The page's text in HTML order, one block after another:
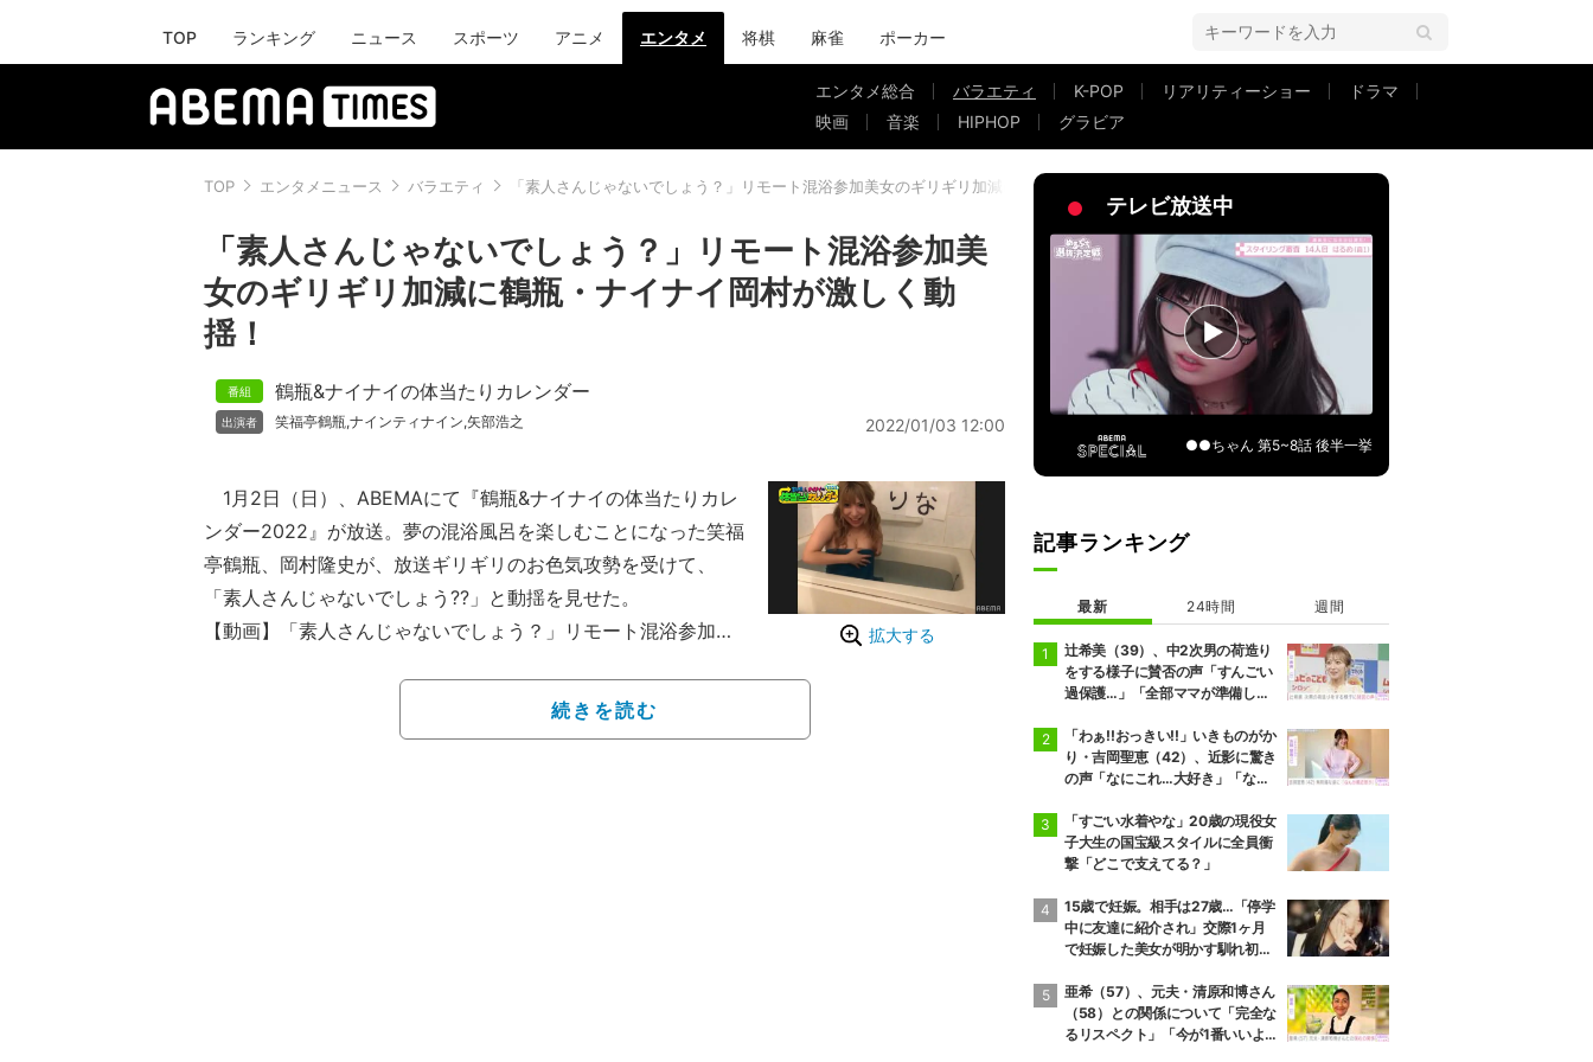
TOP ランキング ニュース スポーツ アニメ エンタメ 将棋 麻雀 ポーカー
エンタメ総合 バラエティ K-POP リアリティーショー
ドラマ
映画
音楽 HIPHOP グラビア
TOP エンタメニュース バラエティ 「素人さんじゃないでしょう？」リモート混浴参加美女のギリギリ加減に鶴瓶・ナイナイ岡村が激しく動揺！
「素人さんじゃないでしょう？」リモート混浴参加美
女のギリギリ加減に鶴瓶・ナイナイ岡村が激しく動
揺！
鶴瓶&ナイナイの体当たりカレンダー
笑福亭鶴瓶,ナインティナイン,矢部浩之 2022/01/03 12:00
拡大する
1月2日（日）、ABEMAにて『鶴瓶&ナイナイの体当たりカレ
ンダー2022』が放送。夢の混浴風呂を楽しむことになった笑福
亭鶴瓶、岡村隆史が、放送ギリギリのお色気攻勢を受けて、
「素人さんじゃないでしょう??」と動揺を見せた。
【動画】「素人さんじゃないでしょう？」リモート混浴参加美
同番組は、お正月のABEMA名物番組「志村＆鶴瓶のあぶない
交遊録／鶴瓶・ナイナイの元祖英語禁止ボウリング」の志を受
続きを読む
テレビ放送中
●●ちゃん 第5~8話 後半一挙
記事ランキング
最新 24時間 週間
辻希美（39）、中2次男の荷造り
をする様子に賛否の声「すんごい
過保護…」「全部ママが準備して
「わぁ!!おっきい!!」いきものがか
り・吉岡聖恵（42）、近影に驚き
の声「なにこれ…大好き」「なん
「すごい水着やな」20歳の現役女
子大生の国宝級スタイルに全員衝
撃「どこで支えてる？」
15歳で妊娠。相手は27歳…「停学
中に友達に紹介され」交際1ヶ月
で妊娠した美女が明かす馴れ初め
絶句
亜希（57）、元夫・清原和博さん
（58）との関係について「完全な
るリスペクト」「今が1番いいよ